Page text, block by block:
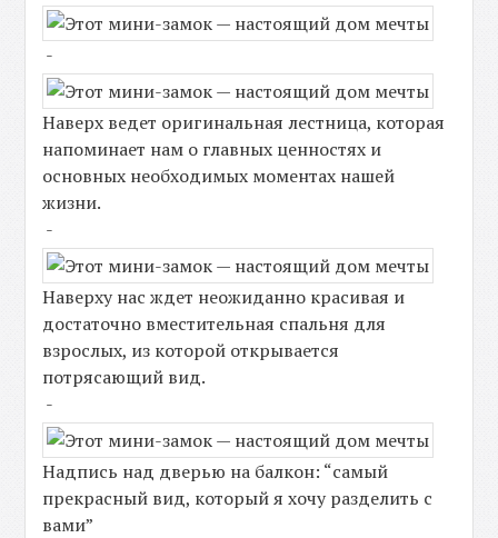
-
Наверх ведет оригинальная лестница, которая
напоминает нам о главных ценностях и
основных необходимых моментах нашей
жизни.
-
Наверху нас ждет неожиданно красивая и
достаточно вместительная спальня для
взрослых, из которой открывается
потрясающий вид.
-
Надпись над дверью на балкон: “самый
прекрасный вид, который я хочу разделить с
вами”